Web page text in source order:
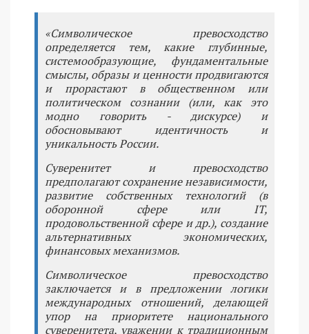
«Символическое превосходство
определяется тем, какие глубинные,
системообразующие, фундаментальные
смыслы, образы и ценности продвигаются
и прорастают в общественном или
политическом сознании (или, как это
модно говорить - дискурсе) и
обосновывают идентичность и
уникальность России.
Суверенитет и превосходство
предполагают сохранение независимости,
развитие собственных технологий (в
оборонной сфере или IT,
продовольственной сфере и др.), создание
альтернативных экономических,
финансовых механизмов.
Символическое превосходство
заключается и в предложении логики
международных отношений, делающей
упор на приоритете национального
суверенитета, уважении к традиционным